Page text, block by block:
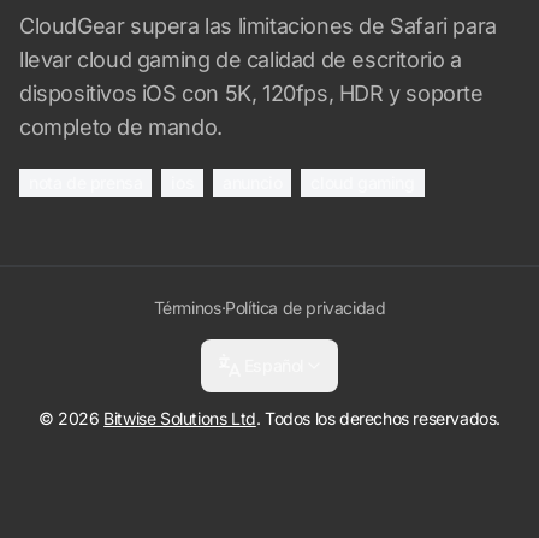
CloudGear supera las limitaciones de Safari para
llevar cloud gaming de calidad de escritorio a
dispositivos iOS con 5K, 120fps, HDR y soporte
completo de mando.
Términos·Política de privacidad
© 2026 Bitwise Solutions Ltd. Todos los derechos reservados.